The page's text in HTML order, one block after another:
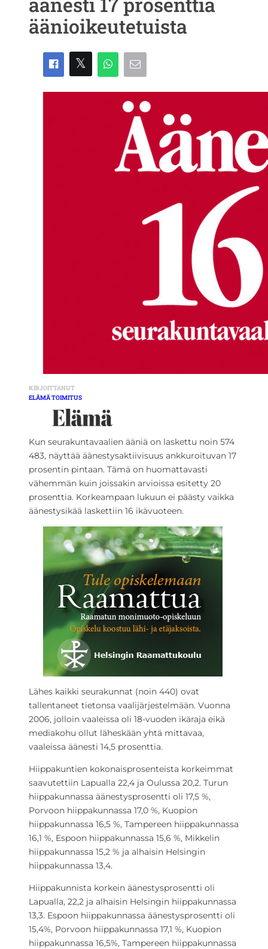
äänioikeutetuista
KIRJOITTANUT
ELÄMÄ TOIMITUS
Kun seurakuntavaalien ääniä on laskettu noin 574
483, näyttää äänestysaktiivisuus ankkuroituvan 17
prosentin pintaan. Tämä on huomattavasti
vähemmän kuin joissakin arvioissa esitetty 20
prosenttia. Korkeampaan lukuun ei päästy vaikka
äänestysikää laskettiin 16 ikävuoteen.
Lähes kaikki seurakunnat (noin 440) ovat
tallentaneet tietonsa vaalijärjestelmään. Vuonna
2006, jolloin vaaleissa oli 18-vuoden ikäraja eikä
mediakohu ollut läheskään yhtä mittavaa,
vaaleissa äänesti 14,5 prosenttia.
Hiippakuntien kokonaisprosenteista korkeimmat
saavutettiin Lapualla 22,4 ja Oulussa 20,2. Turun
hiippakunnassa äänestysprosentti oli 17,5 %,
Porvoon hiippakunnassa 17,0 %, Kuopion
hiippakunnassa 16,5 %, Tampereen hiippakunnassa
16,1 %, Espoon hiippakunnassa 15,6 %, Mikkelin
hiippakunnassa 15,2 % ja alhaisin Helsingin
hiippakunnassa 13,4.
Hiippakunnista korkein äänestysprosentti oli
Lapualla, 22,2 ja alhaisin Helsingin hiippakunnassa
13,3. Espoon hiippakunnassa äänestysprosentti oli
15,4%, Porvoon hiippakunnassa 17,1 %, Kuopion
hiippakunnassa 16,5%, Tampereen hiippakunnassa